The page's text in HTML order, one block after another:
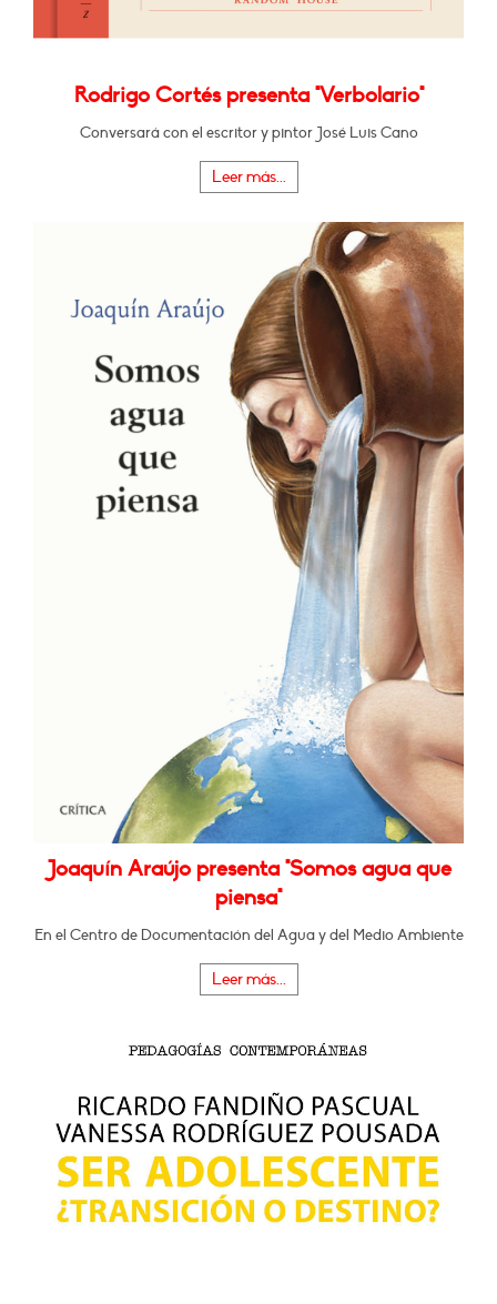
Rodrigo Cortés presenta "Verbolario"
Conversará con el escritor y pintor José Luis Cano
Leer más...
Joaquín Araújo presenta "Somos agua que
piensa"
En el Centro de Documentación del Agua y del Medio Ambiente
Leer más...